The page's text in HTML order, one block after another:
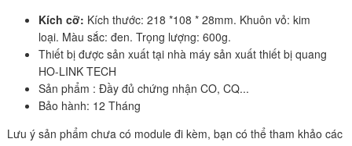
Kích cỡ: Kích thước: 218 *108 * 28mm. Khuôn vỏ: kim
loại. Màu sắc: đen. Trọng lượng: 600g.
Thiết bị được sản xuất tại nhà máy sản xuất thiết bị quang
HO-LINK TECH
Sản phẩm : Đầy đủ chứng nhận CO, CQ...
Bảo hành: 12 Tháng
Lưu ý sản phẩm chưa có module đi kèm, bạn có thể tham khảo các